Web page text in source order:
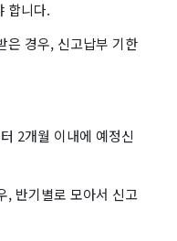
합니다.
은 경우, 신고납부 기한
2개월 이내에 예정신
, 반기별로 모아서 신고